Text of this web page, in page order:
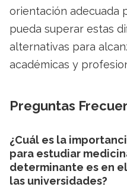
orientación adecuada
pueda superar estas
alternativas para
académicas y
Preguntas
¿Cuál es la
para estudiar
determinante es en
las universidades?